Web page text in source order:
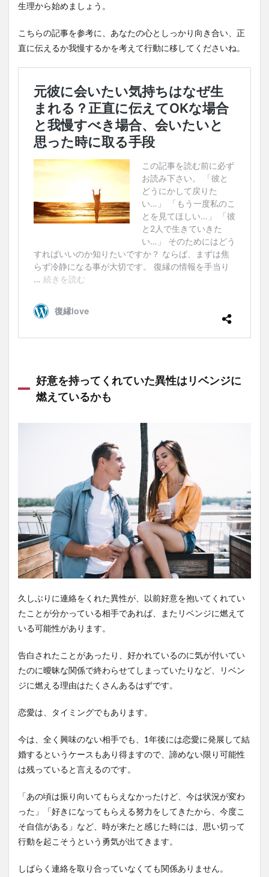
生理から始めましょう。
こちらの記事を参考に、あなたの心としっかり向き合い、正
直に伝えるか我慢するかを考えて行動に移してくださいね。
好意を持ってくれていた異性はリベンジに
燃えているかも
久しぶりに連絡をくれた異性が、以前好意を抱いてくれてい
たことが分かっている相手であれば、またリベンジに燃えて
いる可能性があります。
告白されたことがあったり、好かれているのに気が付いてい
たのに曖昧な関係で終わらせてしまっていたりなど、リベン
ジに燃える理由はたくさんあるはずです。
恋愛は、タイミングでもあります。
今は、全く興味のない相手でも、1年後には恋愛に発展して結
婚するというケースもあり得ますので、諦めない限り可能性
は残っていると言えるのです。
「あの頃は振り向いてもらえなかったけど、今は状況が変わ
った」「好きになってもらえる努力をしてきたから、今度こ
そ自信がある」など、時が来たと感じた時には、思い切って
行動を起こそうという勇気が出てきます。
しばらく連絡を取り合っていなくても関係ありません。